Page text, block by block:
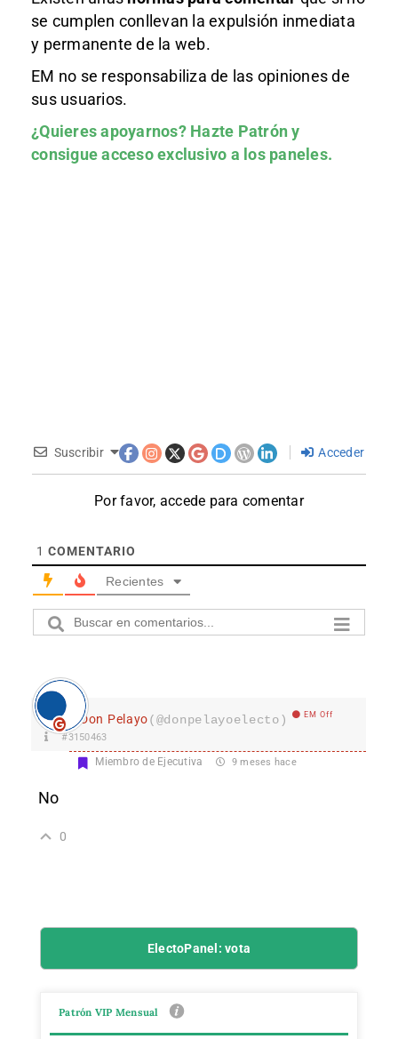
se cumplen conllevan la expulsión inmediata
y permanente de la web.
EM no se responsabiliza de las opiniones de
sus usuarios.
¿Quieres apoyarnos? Hazte Patróny
consigue acceso exclusivo a los paneles.
Suscribir Acceder
Por favor, accede para comentar
1 COMENTARIO
Recientes
Don Pelayo(@donpelayoelecto) EM Off
#3150463
Miembro de Ejecutiva 9 meses hace
No
0
ElectoPanel: vota
Patrón VIP Mensual